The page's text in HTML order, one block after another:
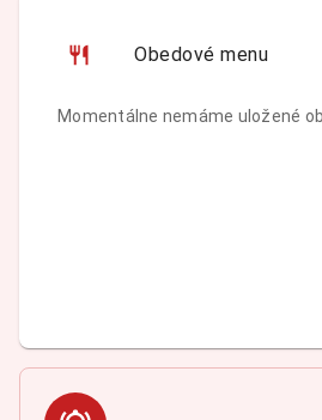
Obedové menu
Momentálne nemáme uložené